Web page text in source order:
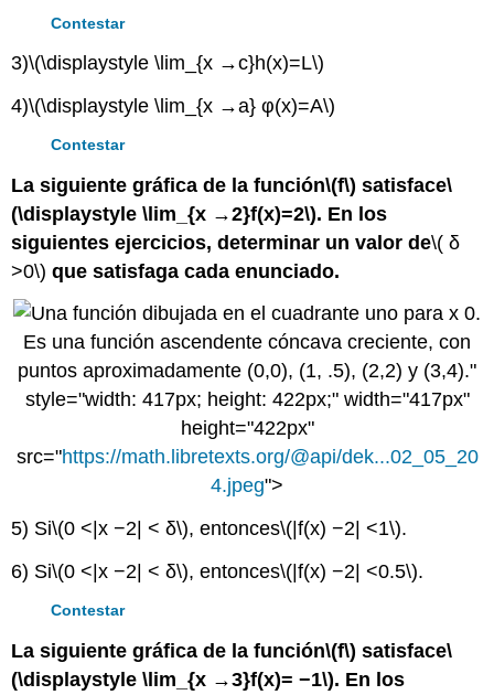
Contestar
3)\(\displaystyle \lim_{x →c}h(x)=L\)
4)\(\displaystyle \lim_{x →a} φ(x)=A\)
Contestar
La siguiente gráfica de la función\(f\) satisface\
(\displaystyle \lim_{x →2}f(x)=2\). En los
siguientes ejercicios, determinar un valor de\( δ
>0\) que satisfaga cada enunciado.
0.
Es una función ascendente cóncava creciente, con
puntos aproximadamente (0,0), (1, .5), (2,2) y (3,4)."
style="width: 417px; height: 422px;" width="417px"
height="422px"
src="https://math.libretexts.org/@api/dek...02_05_20
4.jpeg">
5) Si\(0 <|x −2| < δ\), entonces\(|f(x) −2| <1\).
6) Si\(0 <|x −2| < δ\), entonces\(|f(x) −2| <0.5\).
Contestar
La siguiente gráfica de la función\(f\) satisface\
(\displaystyle \lim_{x →3}f(x)= −1\). En los